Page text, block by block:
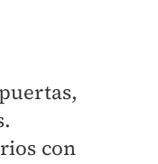
con